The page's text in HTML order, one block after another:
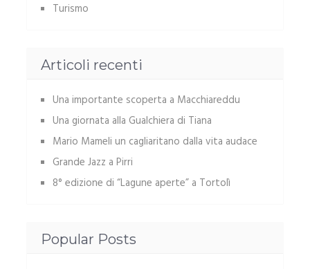
Turismo
Articoli recenti
Una importante scoperta a Macchiareddu
Una giornata alla Gualchiera di Tiana
Mario Mameli un cagliaritano dalla vita audace
Grande Jazz a Pirri
8° edizione di “Lagune aperte” a Tortolì
Popular Posts